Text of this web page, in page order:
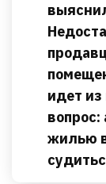
идет из
жилью